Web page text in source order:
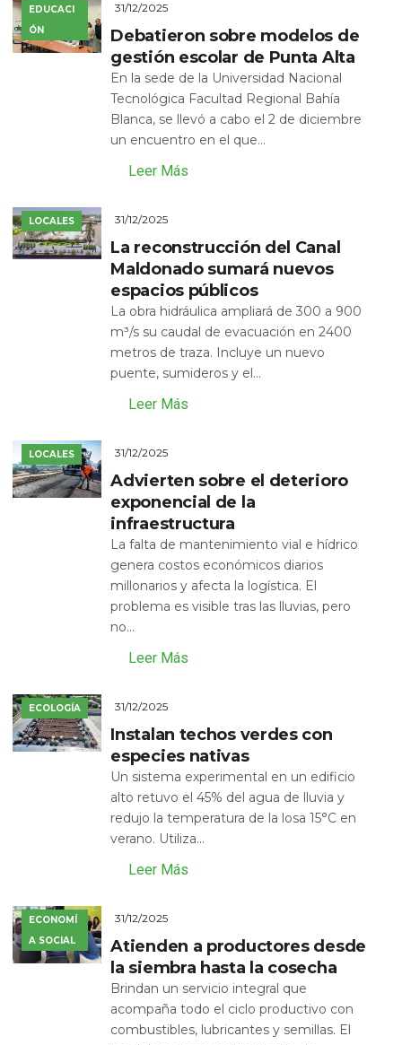
EDUCACI
ÓN
31/12/2025
Debatieron sobre modelos de
gestión escolar de Punta Alta
En la sede de la Universidad Nacional
Tecnológica Facultad Regional Bahía
Blanca, se llevó a cabo el 2 de diciembre
un encuentro en el que...
Leer Más
LOCALES 31/12/2025
La reconstrucción del Canal
Maldonado sumará nuevos
espacios públicos
La obra hidráulica ampliará de 300 a 900
m³/s su caudal de evacuación en 2400
metros de traza. Incluye un nuevo
puente, sumideros y el...
Leer Más
LOCALES 31/12/2025
Advierten sobre el deterioro
exponencial de la
infraestructura
La falta de mantenimiento vial e hídrico
genera costos económicos diarios
millonarios y afecta la logística. El
problema es visible tras las lluvias, pero
no...
Leer Más
ECOLOGÍA 31/12/2025
Instalan techos verdes con
especies nativas
Un sistema experimental en un edificio
alto retuvo el 45% del agua de lluvia y
redujo la temperatura de la losa 15°C en
verano. Utiliza...
Leer Más
ECONOMÍ
A SOCIAL
31/12/2025
Atienden a productores desde
la siembra hasta la cosecha
Brindan un servicio integral que
acompaña todo el ciclo productivo con
combustibles, lubricantes y semillas. El